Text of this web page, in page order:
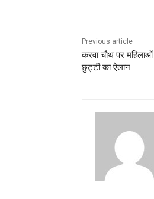
Previous article
करवा चौथ पर महिलाओं
छुट्टी का ऐलान